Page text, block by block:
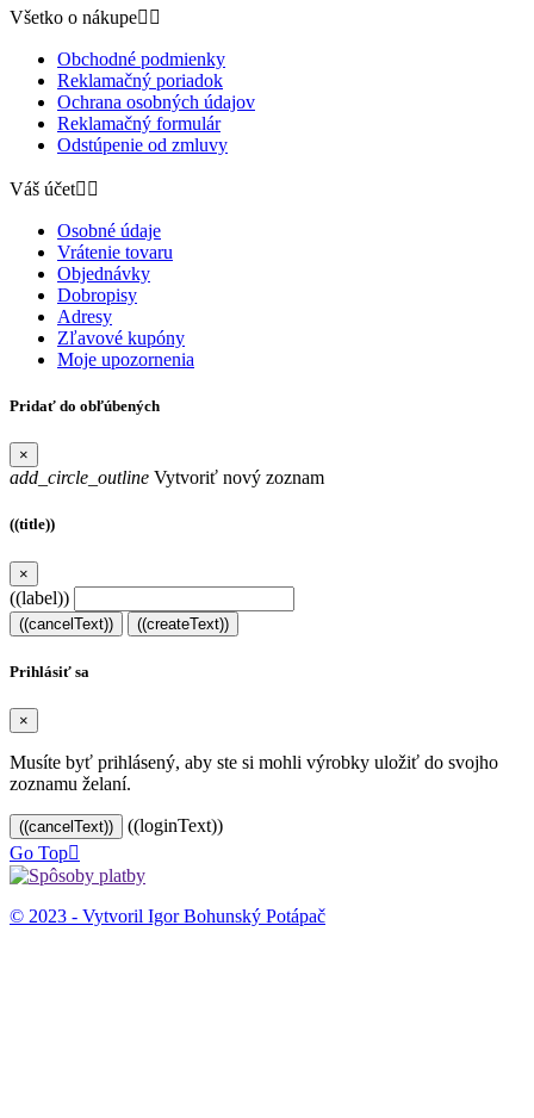
Všetko o nákupe 
Obchodné podmienky
Reklamačný poriadok
Ochrana osobných údajov
Reklamačný formulár
Odstúpenie od zmluvy
Váš účet 
Osobné údaje
Vrátenie tovaru
Objednávky
Dobropisy
Adresy
Zľavové kupóny
Moje upozornenia
Pridať do obľúbených
×
add_circle_outline Vytvoriť nový zoznam
((title))
×
((label))
((cancelText)) ((createText))
Prihlásiť sa
×
Musíte byť prihlásený, aby ste si mohli výrobky uložiť do svojho
zoznamu želaní.
((cancelText))
((loginText))
Go Top
© 2023 - Vytvoril Igor Bohunský Potápač